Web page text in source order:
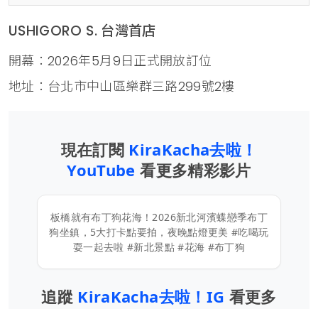
USHIGORO S. 台灣首店
開幕：2026年5月9日正式開放訂位
地址：台北市中山區樂群三路299號2樓
現在訂閱 KiraKacha去啦！
YouTube看更多精彩影片
板橋就有布丁狗花海！2026新北河濱蝶戀季布丁
狗坐鎮，5大打卡點要拍，夜晚點燈更美 #吃喝玩
耍一起去啦 #新北景點 #花海 #布丁狗
追蹤 KiraKacha去啦！IG 看更多